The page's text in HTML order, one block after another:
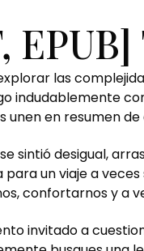
EPUB]
las
indudablemente
unen en resumen
sintió desigual,
un viaje a
confortarnos y a
invitado a